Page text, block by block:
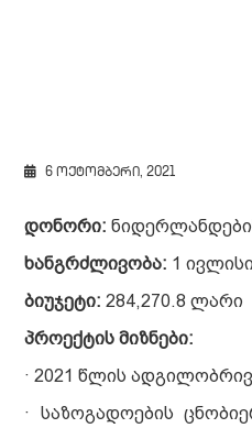
6 ოქტომბერი, 2021
დონორი:
ხანგრძლივობა: 1
ბიუჯეტი: 284,270.8 ლარი
პროექტის მიზნები:
· 2021 წლის
· საზოგადოების